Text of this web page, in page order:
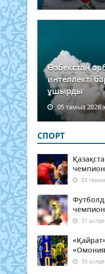
Өзбекстан
интеллекті
ұшырды
05 тамыз 2026
СПОРТ
03
31
30